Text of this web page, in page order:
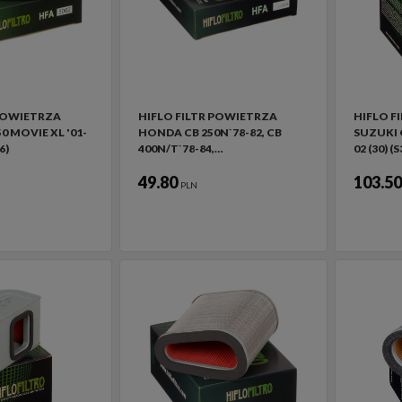
MOVIE XL '01-
HIFLO FILTR POWIETRZA
HONDA CB 250N`78-82, CB
400N/T`78-84,…
49.80 PLN
HIFLO
SUZUKI
02 (30)